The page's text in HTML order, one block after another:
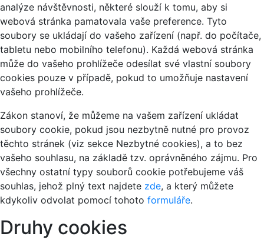
analýze návštěvnosti, některé slouží k tomu, aby si
webová stránka pamatovala vaše preference. Tyto
soubory se ukládají do vašeho zařízení (např. do počítače,
tabletu nebo mobilního telefonu). Každá webová stránka
může do vašeho prohlížeče odesílat své vlastní soubory
cookies pouze v případě, pokud to umožňuje nastavení
vašeho prohlížeče.
Zákon stanoví, že můžeme na vašem zařízení ukládat
soubory cookie, pokud jsou nezbytně nutné pro provoz
těchto stránek (viz sekce Nezbytné cookies), a to bez
vašeho souhlasu, na základě tzv. oprávněného zájmu. Pro
všechny ostatní typy souborů cookie potřebujeme váš
souhlas, jehož plný text najdete zde, a který můžete
kdykoliv odvolat pomocí tohoto formuláře.
Druhy cookies